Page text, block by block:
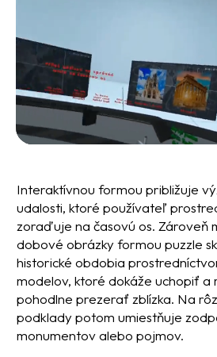
Interaktívnou formou približuje
udalosti, ktoré používateľ
zoraďuje na časovú os. Zároveň
dobové obrázky formou puzzle
historické obdobia
modelov, ktoré dokáže uchopiť a
pohodlne prezerať zblízka. Na
podklady potom umiestňuje
monumentov alebo pojmov.